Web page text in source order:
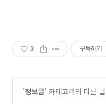
3 구독하기
'정보글' 카테고리의 다른 글